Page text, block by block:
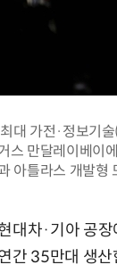
대 가전·정보기
스 만달레이베이
아틀라스 개발
대차·기아 공
간 35만대 생산